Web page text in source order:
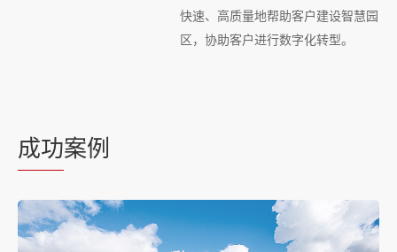
快速、高质量地帮助客户建设智慧园
区，协助客户进行数字化转型。
成功案例